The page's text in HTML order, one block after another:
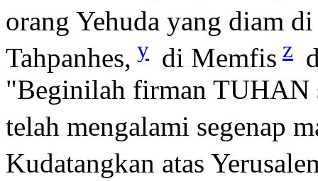
orang Yehuda yang diam
Tahpanhes, y di Memfis z
"Beginilah firman TUHAN
telah mengalami segenap
Kudatangkan atas